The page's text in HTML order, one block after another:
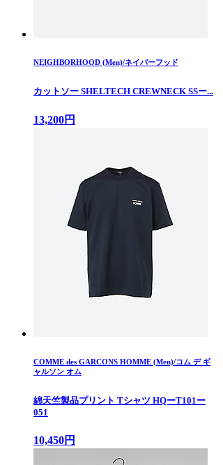
NEIGHBORHOOD (Men)/ネイバーフッド
カットソー SHELTECH CREWNECK SSー...
13,200円
COMME des GARCONS HOMME (Men)/コム デ ギ
ャルソン オム
綿天竺製品プリント Tシャツ HQーT101ー
051
10,450円